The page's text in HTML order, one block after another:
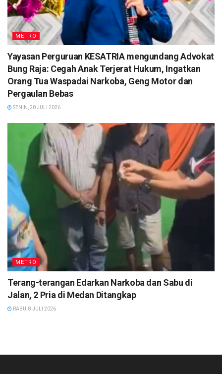
METRO
Yayasan Perguruan KESATRIA mengundang Advokat
Bung Raja: Cegah Anak Terjerat Hukum, Ingatkan
Orang Tua Waspadai Narkoba, Geng Motor dan
Pergaulan Bebas
SENIN, 20 JULI 2026
METRO
Terang-terangan Edarkan Narkoba dan Sabu di
Jalan, 2 Pria di Medan Ditangkap
RABU, 8 JULI 2026